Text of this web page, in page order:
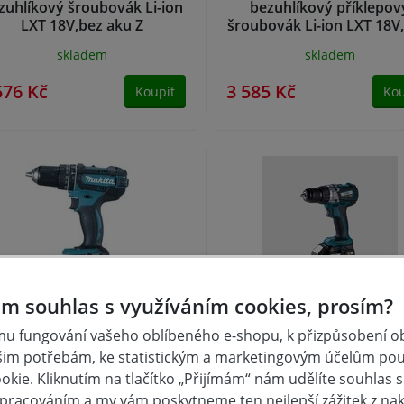
šroubovák Li-ion
LXT 18V,bez aku Z
skladem
Kč Koupit
bezuhlíkový
šroubovák Li-ion LXT
skladem
3 585 Kč
Makita DHP482Z aku
šroubovák Li-ion
LXT 18V, bez aku Z
skladem
Aku vrtačka, příklep.
BRUSHLESS ,bez baterie
skladem
souhlas s využíváním cookies, prosím?
fungování vašeho oblíbeného e-shopu, k přizpůsobení
potřebám, ke statistickým a marketingovým účelům
Kliknutím na tlačítko „Přijímám“ nám udělíte souhlas